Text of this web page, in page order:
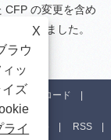
CFP の変更を含め
れていました。
ダウンロード
Sitemap RSS
X
ラウ
ッ
イズ
ライ